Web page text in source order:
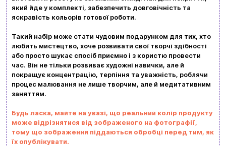
який йде у комплекті, забезпечить довговічність та
яскравість кольорів готової роботи.
Такий набір може стати чудовим подарунком для тих, хто
любить мистецтво, хоче розвивати свої творчі здібності
або просто шукає спосіб приємно і з користю провести
час. Він не тільки розвиває художні навички, але й
покращує концентрацію, терпіння та уважність, роблячи
процес малювання не лише творчим, але й медитативним
заняттям.
Будь ласка, майте на увазі, що реальний колір продукту
може відрізнятися від зображеного на фотографії,
тому що зображення піддаються обробці перед тим, як
їх опублікувати.
Новини та статті
Повернення та обмін товарів
Політика конфіденційності
Контакти
+380996393746
+380634324164
Ваш кошик зараз порожній
Перегляньте асортимент нашого магазину і ви